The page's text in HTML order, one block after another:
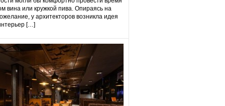
вина или кружкой пива. Опираясь на
у архитекторов возникла идея
[…]